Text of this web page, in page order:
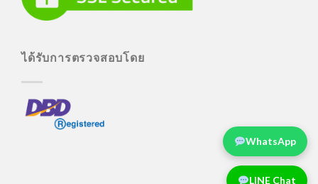
ได้รับการตรวจสอบโดย
LINE Chat
WhatsApp